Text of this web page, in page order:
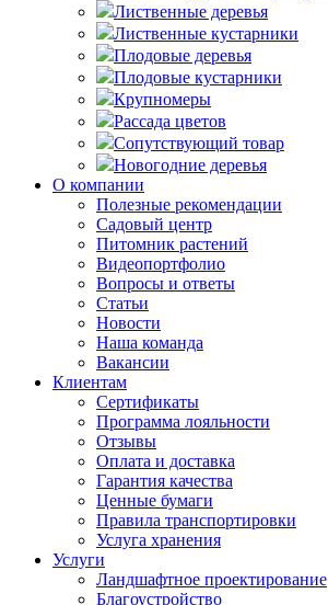
Лиственные деревья
Лиственные кустарники
Плодовые деревья
Плодовые кустарники
Крупномеры
Рассада цветов
Сопутствующий товар
Новогодние деревья
О компании
Полезные рекомендации
Садовый центр
Питомник растений
Видеопортфолио
Вопросы и ответы
Статьи
Новости
Наша команда
Вакансии
Клиентам
Сертификаты
Программа лояльности
Отзывы
Оплата и доставка
Гарантия качества
Ценные бумаги
Правила транспортировки
Услуга хранения
Услуги
Ландшафтное проектирование
Благоустройство